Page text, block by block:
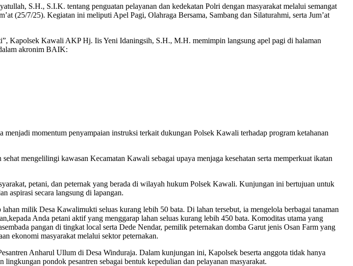
S.H., S.I.K. tentang penguatan pelayanan dan kedekatan Polri dengan masyarakat melalui semangat
(25/7/25). Kegiatan ini meliputi Apel Pagi, Olahraga Bersama, Sambang dan Silaturahmi, serta Jum’at
Kapolsek Kawali AKP Hj. Iis Yeni Idaningsih, S.H., M.H. memimpin langsung apel pagi di halaman
akronim BAIK:
momentum penyampaian instruksi terkait dukungan Polsek Kawali terhadap program ketahanan
mengelilingi kawasan Kecamatan Kawali sebagai upaya menjaga kesehatan serta memperkuat ikatan
petani, dan peternak yang berada di wilayah hukum Polsek Kawali. Kunjungan ini bertujuan untuk
aspirasi secara langsung di lapangan.
milik Desa Kawalimukti seluas kurang lebih 50 bata. Di lahan tersebut, ia mengelola berbagai tanaman
Anda petani aktif yang menggarap lahan seluas kurang lebih 450 bata. Komoditas utama yang
pangan di tingkat local serta Dede Nendar, pemilik peternakan domba Garut jenis Osan Farm yang
ekonomi masyarakat melalui sektor peternakan.
Anharul Ullum di Desa Winduraja. Dalam kunjungan ini, Kapolsek beserta anggota tidak hanya
pondok pesantren sebagai bentuk kepedulian dan pelayanan masyarakat.